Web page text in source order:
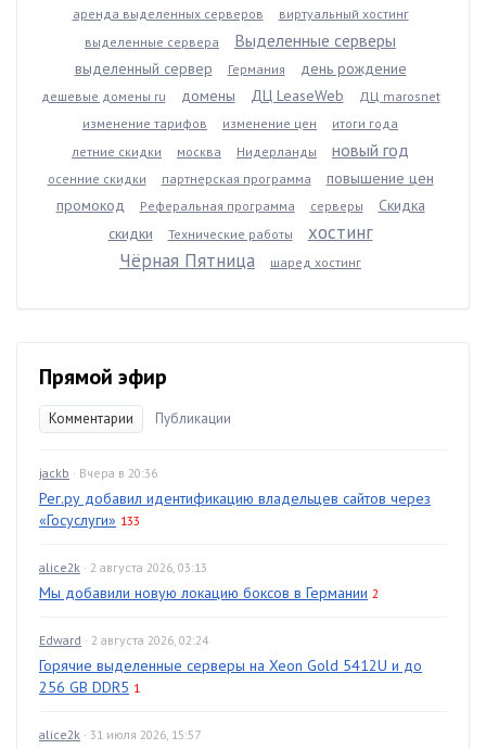
аренда выделенных серверов
виртуальный хостинг
выделенные сервера
Выделенные серверы
выделенный сервер Германия день рождение
дешевые домены ru домены ДЦ LeaseWeb
ДЦ marosnet
изменение тарифов
изменение цен
итоги года
летние скидки
москва Нидерланды новый год
осенние скидки партнерская программа
повышение цен
промокод
Реферальная программа серверы
Скидка
скидки
Технические работы
хостинг
Чёрная Пятница
шаред хостинг
Прямой эфир
Комментарии Публикации
jackb · Вчера в 20:36
Рег.ру добавил идентификацию владельцев сайтов через
«Госуслуги» 133
alice2k · 2 августа 2026, 03:13
Мы добавили новую локацию боксов в Германии 2
Edward · 2 августа 2026, 02:24
Горячие выделенные серверы на Xeon Gold 5412U и до
256 GB DDR5 1
alice2k · 31 июля 2026, 15:57